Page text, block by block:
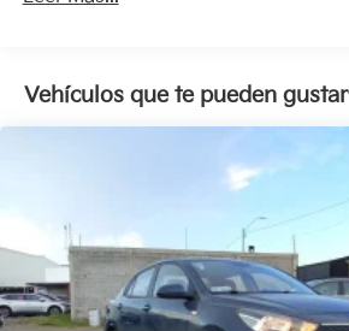
Vehículos que te pueden gustar